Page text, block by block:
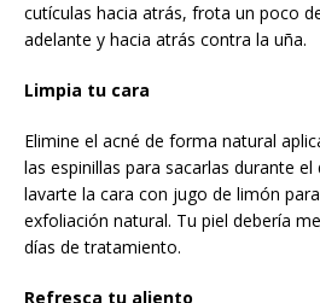
cutículas hacia atrás, frota un poco
adelante y hacia atrás contra la uña.
Limpia tu cara
Elimine el acné de forma natural
las espinillas para sacarlas durante el
lavarte la cara con jugo de limón
exfoliación natural. Tu piel debería
días de tratamiento.
Refresca tu aliento